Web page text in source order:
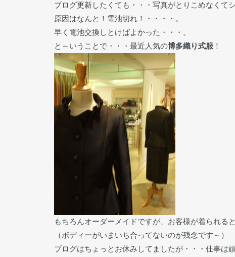
ブログ更新したくても・・・写真がとりこめなくて
原因はなんと！電池切れ！・・・・。
早く電池交換しとけばよかった・・・。
と～いうことで・・・最近人気の博多織り式服 ！
もちろんオーダーメイドですが、お客様が着られる
（ボディーがいまいち合ってないのが残念です～）
ブログはちょっとお休みしてましたが・・・仕事は